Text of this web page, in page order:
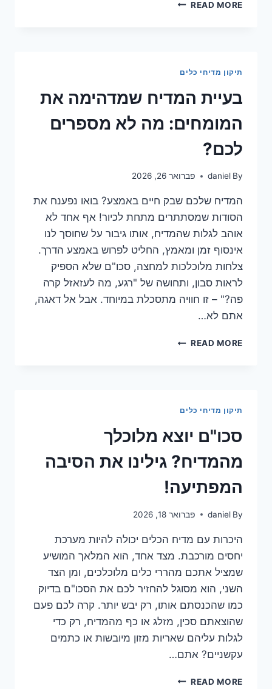
READ MORE
יכול
תיקון מדיחי כלים
בעיית המדיח שמדהימה את
המומחים: מה לא מספרים
לכם?
By
daniel פברואר 26, 2026
המדיח שלכם שבק חיים באמצע? בואו נפענח את
הסודות שמסתתרים מתחת לכיור! אף אחד לא
אוהב לגלות שהמדיח, אותו גיבור על שחוסך לנו
אינסוף זמן ומאמץ, החליט לפרוש באמצע הדרך.
צלחות מלוכלכות למחצה, סכו"ם שלא הספיק
לראות סבון, ותחושה של "רגע, מה לעזאזל קרה
פה?" – זו חוויה מתסכלת במיוחד. אבל אל דאגה,
אתם לא…
READ MOREבעיית
לכם?
תיקון מדיחי כלים
סכו"ם יוצא מלוכלך
מהמדיח? גילינו את הסיבה
המפתיעה!
By
daniel פברואר 18, 2026
היכרות עם מדיח הכלים יכולה להיות מערכת
יחסים מורכבת. מצד אחד, הוא המלאך המושיע
שמציל אתכם מהררי כלים מלוכלכים, ומן הצד
השני, הוא מסוגל להחזיר לכם את הסכו"ם בדיוק
כמו שהכנסתם אותו, רק יבש יותר. קרה לכם פעם
שהוצאתם סכין, מזלג או כף מהמדיח, רק כדי
לגלות עליהם שאריות מזון מיובשות או כתמים
עקשניים? אתם…
READ MOREסכו"ם